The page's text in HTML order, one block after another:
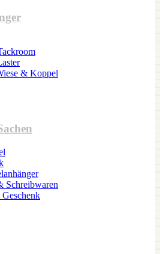
& Koppel
Schreibwaren
Geschenk